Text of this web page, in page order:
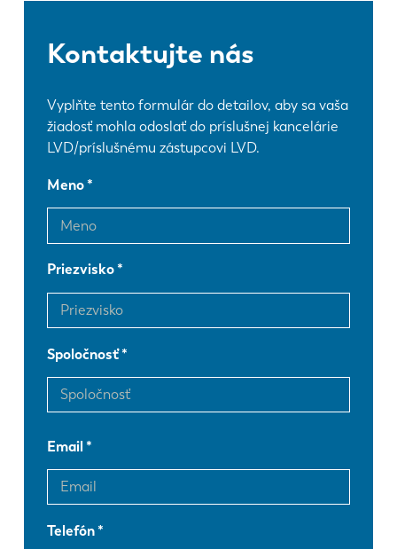
Kontaktujte nás
Vyplňte tento formulár do detailov, aby sa vaša
žiadosť mohla odoslať do príslušnej kancelárie
LVD/príslušnému zástupcovi LVD.
Meno
Priezvisko
Spoločnosť
Email
Telefón